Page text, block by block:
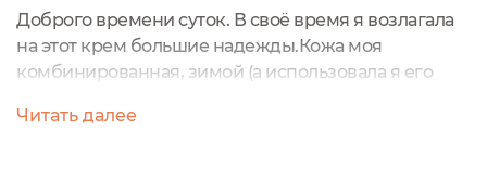
Доброго времени суток. В своё время я возлагала
на этот крем большие надежды.Кожа моя
комбинированная, зимой (а использовала я его
сухости и обезвоженная. Постоянные шелушинки
Читать далее